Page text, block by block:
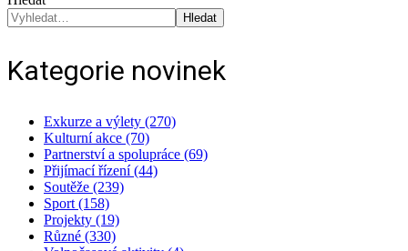
Hledat
Kategorie novinek
Exkurze a výlety (270)
Kulturní akce (70)
Partnerství a spolupráce (69)
Přijímací řízení (44)
Soutěže (239)
Sport (158)
Projekty (19)
Různé (330)